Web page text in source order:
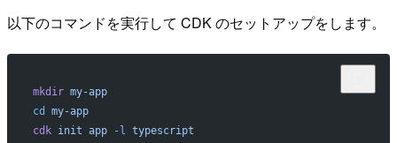
以下のコマンドを実行して CDK のセットアップをします。
mkdir my-app
cd
my-app
cdk init app -l typescript